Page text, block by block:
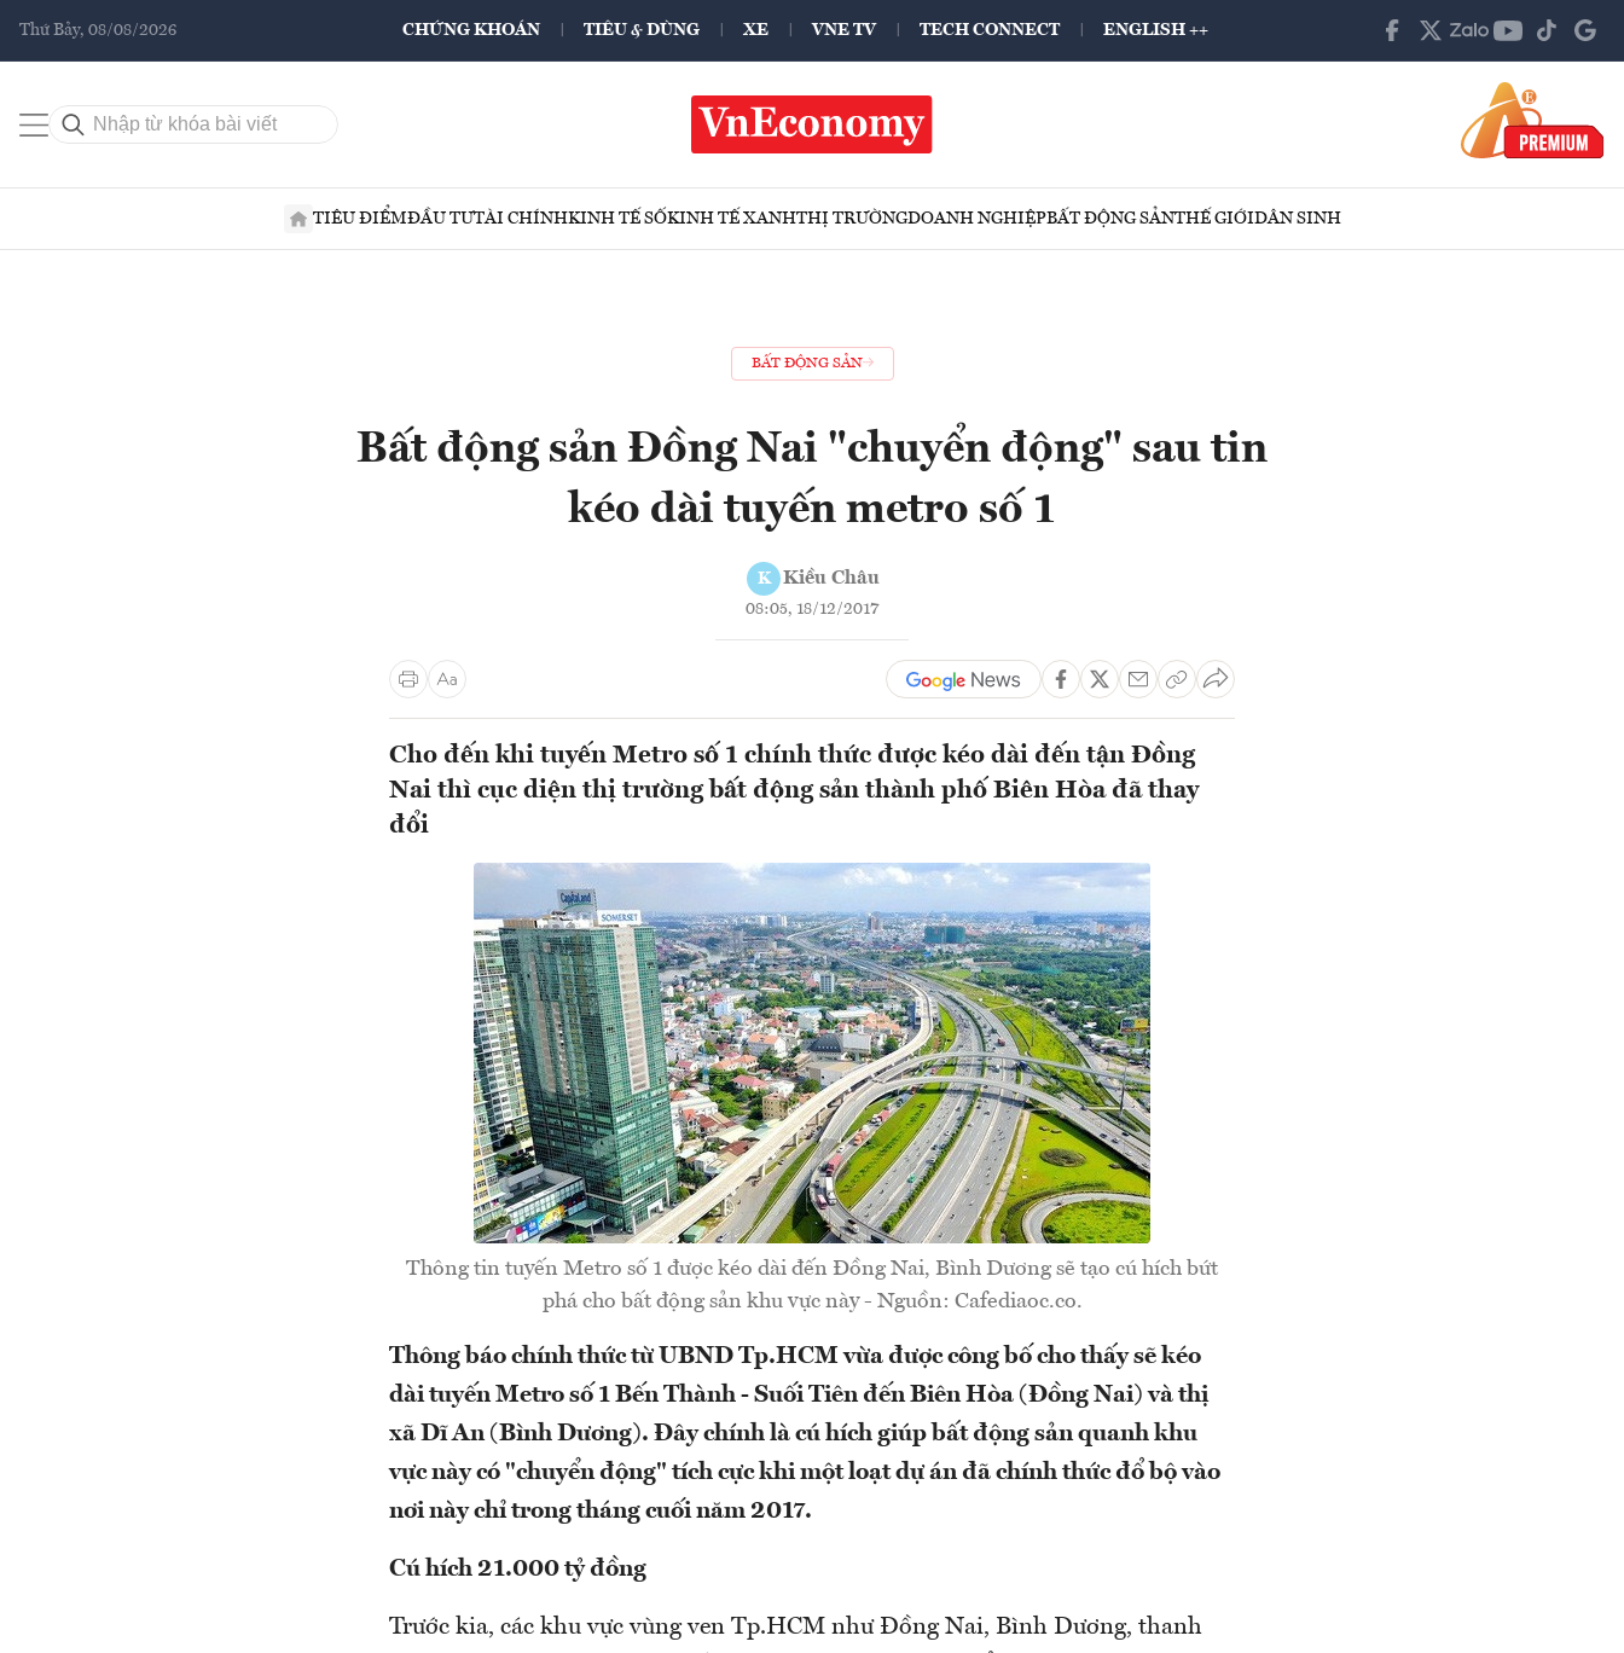
Thứ Bảy, 08/08/2026 CHỨNG KHOÁN TIÊU & DÙNG XE VNE TV TECH CONNECT ENGLISH ++
TIÊU ĐIỂMĐẦU TƯTÀI CHÍNHKINH TẾ SỐKINH TẾ XANHTHỊ TRƯỜNGDOANH NGHIỆPBẤT ĐỘNG SẢNTHẾ GIỚIDÂN SINH
BẤT ĐỘNG SẢN
Bất động sản Đồng Nai "chuyển động" sau tin
kéo dài tuyến metro số 1
K Kiều Châu
08:05, 18/12/2017
Cho đến khi tuyến Metro số 1 chính thức được kéo dài đến tận Đồng
Nai thì cục diện thị trường bất động sản thành phố Biên Hòa đã thay
đổi
Thông tin tuyến Metro số 1 được kéo dài đến Đồng Nai, Bình Dương sẽ tạo cú hích bứt
phá cho bất động sản khu vực này - Nguồn: Cafediaoc.co.
Thông báo chính thức từ UBND Tp.HCM vừa được công bố cho thấy sẽ kéo
dài tuyến Metro số 1 Bến Thành - Suối Tiên đến Biên Hòa (Đồng Nai) và thị
xã Dĩ An (Bình Dương). Đây chính là cú hích giúp bất động sản quanh khu
vực này có "chuyển động" tích cực khi một loạt dự án đã chính thức đổ bộ vào
nơi này chỉ trong tháng cuối năm 2017.
Cú hích 21.000 tỷ đồng
Trước kia, các khu vực vùng ven Tp.HCM như Đồng Nai, Bình Dương, thanh